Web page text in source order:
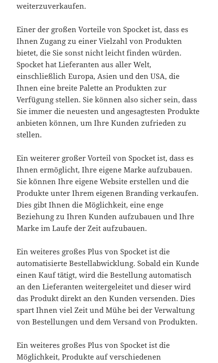
weiterzuverkaufen.
Einer der großen Vorteile von Spocket ist, dass es
Ihnen Zugang zu einer Vielzahl von Produkten
bietet, die Sie sonst nicht leicht finden würden.
Spocket hat Lieferanten aus aller Welt,
einschließlich Europa, Asien und den USA, die
Ihnen eine breite Palette an Produkten zur
Verfügung stellen. Sie können also sicher sein, dass
Sie immer die neuesten und angesagtesten Produkte
anbieten können, um Ihre Kunden zufrieden zu
stellen.
Ein weiterer großer Vorteil von Spocket ist, dass es
Ihnen ermöglicht, Ihre eigene Marke aufzubauen.
Sie können Ihre eigene Website erstellen und die
Produkte unter Ihrem eigenen Branding verkaufen.
Dies gibt Ihnen die Möglichkeit, eine enge
Beziehung zu Ihren Kunden aufzubauen und Ihre
Marke im Laufe der Zeit aufzubauen.
Ein weiteres großes Plus von Spocket ist die
automatisierte Bestellabwicklung. Sobald ein Kunde
einen Kauf tätigt, wird die Bestellung automatisch
an den Lieferanten weitergeleitet und dieser wird
das Produkt direkt an den Kunden versenden. Dies
spart Ihnen viel Zeit und Mühe bei der Verwaltung
von Bestellungen und dem Versand von Produkten.
Ein weiteres großes Plus von Spocket ist die
Möglichkeit, Produkte auf verschiedenen